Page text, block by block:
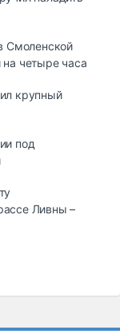
Смоленской
четыре часа
крупный
под
Ливны –